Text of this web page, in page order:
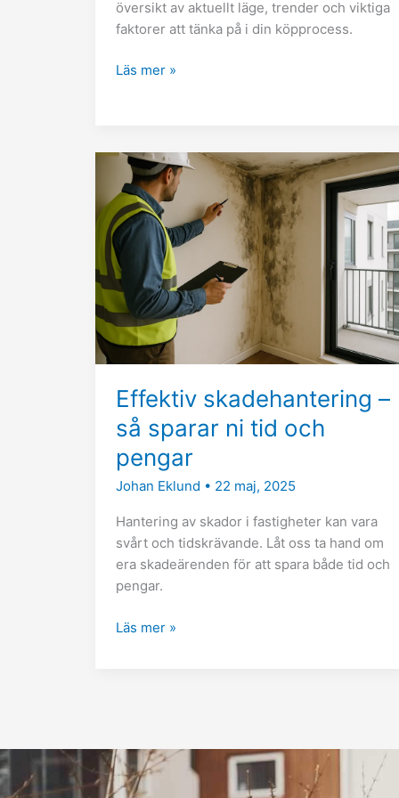
översikt av aktuellt läge, trender och viktiga
faktorer att tänka på i din köpprocess.
Läs mer »
Effektiv skadehantering –
så sparar ni tid och
pengar
Johan Eklund • 22 maj, 2025
Hantering av skador i fastigheter kan vara
svårt och tidskrävande. Låt oss ta hand om
era skadeärenden för att spara både tid och
pengar.
Effektiv
skadehantering
–
så
sparar
ni
tid
och
pengar
Läs mer »